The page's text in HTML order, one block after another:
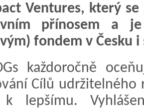
Ventures, který
přínosem a
fondem v Česku
každoročně
Cílů udržitelného
lepšímu.